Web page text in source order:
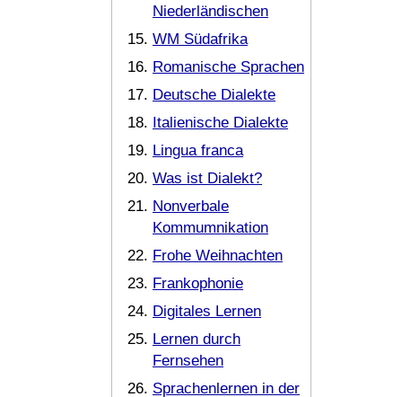
Niederländischen
WM Südafrika
Romanische Sprachen
Deutsche Dialekte
Italienische Dialekte
Lingua franca
Was ist Dialekt?
Nonverbale
Kommumnikation
Frohe Weihnachten
Frankophonie
Digitales Lernen
Lernen durch
Fernsehen
Sprachenlernen in der